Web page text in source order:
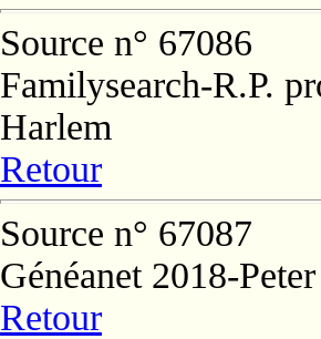
Source n° 67086
Familysearch-R.P.
Harlem
Retour
Source n° 67087
Généanet 2018-
Retour